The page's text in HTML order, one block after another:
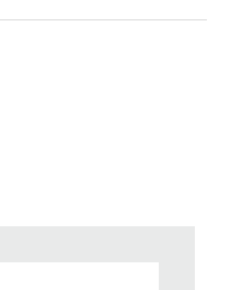
sul grill o in una